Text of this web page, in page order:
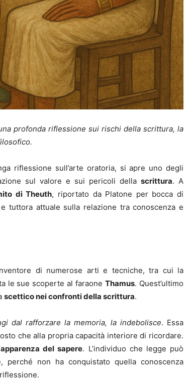
profonda riflessione sui rischi della scrittura, la
riflessione sull’arte oratoria, si apre uno degli
sul valore e sui pericoli della scrittura. A
di Theuth, riportato da Platone per bocca di
tuttora attuale sulla relazione tra conoscenza e
di numerose arti e tecniche, tra cui la
le sue scoperte al faraoneThamus. Quest’ultimo
scettico nei confronti della scrittura.
dal rafforzare la memoria, la indebolisce. Essa
che alla propria capacità interiore di ricordare.
apparenza del sapere. L’individuo che legge può
non ha conquistato quella conoscenza